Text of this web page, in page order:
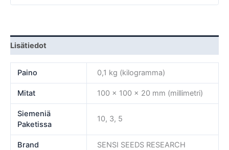
Lisätiedot
Paino 0,1 kg (kilogramma)
Mitat 100 × 100 × 20 mm (millimetri)
Siemeniä
Paketissa
10, 3, 5
Brand SENSI SEEDS RESEARCH